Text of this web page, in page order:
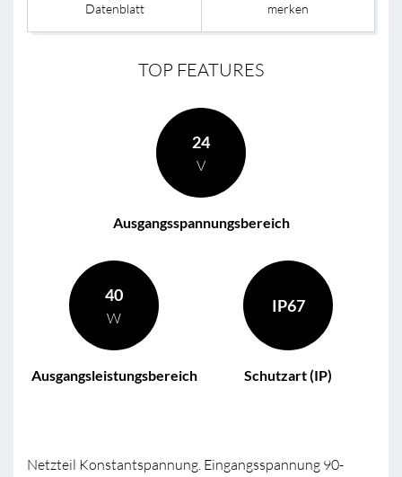
Datenblatt merken
TOP FEATURES
24
V
Ausgangsspannungsbereich
40
W
Ausgangsleistungsbereich
IP67
Schutzart (IP)
Netzteil Konstantspannung. Eingangsspannung 90-